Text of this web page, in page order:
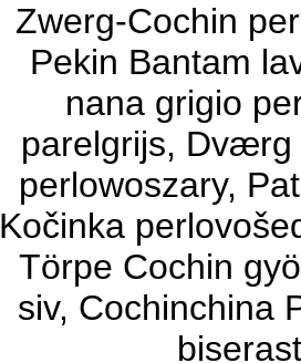
Zwerg-Cochin
Pekin Bantam
nana grigio
parelgrijs, Dværg
perlowoszary,
Kočinka
Törpe Cochin
siv, Cochinchina